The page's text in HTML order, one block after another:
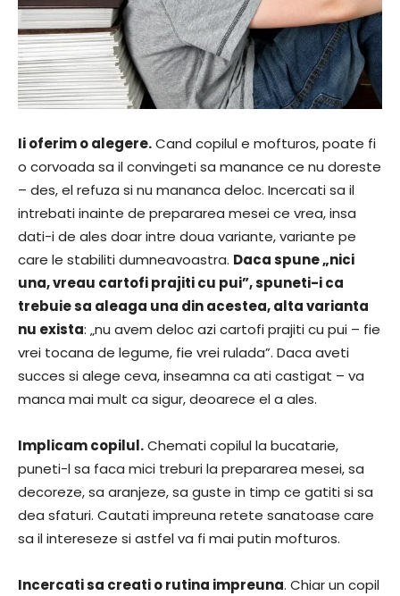
Ii oferim o alegere.Cand copilul e mofturos, poate fi
o corvoada sa il convingeti sa manance ce nu doreste
– des, el refuza si nu mananca deloc. Incercati sa il
intrebati inainte de prepararea mesei ce vrea, insa
dati-i de ales doar intre doua variante, variante pe
care le stabiliti dumneavoastra. Daca spune „nici
una, vreau cartofi prajiti cu pui”, spuneti-i ca
trebuie sa aleaga una din acestea, alta varianta
nu exista: „nu avem deloc azi cartofi prajiti cu pui – fie
vrei tocana de legume, fie vrei rulada”. Daca aveti
succes si alege ceva, inseamna ca ati castigat – va
manca mai mult ca sigur, deoarece el a ales.
Implicam copilul.Chemati copilul la bucatarie,
puneti-l sa faca mici treburi la prepararea mesei, sa
decoreze, sa aranjeze, sa guste in timp ce gatiti si sa
dea sfaturi. Cautati impreuna retete sanatoase care
sa il intereseze si astfel va fi mai putin mofturos.
Incercati sa creati o rutina impreuna. Chiar un copil